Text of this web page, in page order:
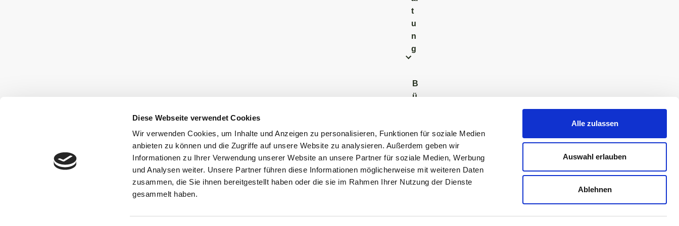
Diese Webseite verwendet Cookies
Wir verwenden Cookies, um Inhalte und Anzeigen zu personalisieren, Funktionen für soziale Medien
anbieten zu können und die Zugriffe auf unsere Website zu analysieren. Außerdem geben wir
Informationen zu Ihrer Verwendung unserer Website an unsere Partner für soziale Medien, Werbung
und Analysen weiter. Unsere Partner führen diese Informationen möglicherweise mit weiteren Daten
zusammen, die Sie ihnen bereitgestellt haben oder die sie im Rahmen Ihrer Nutzung der Dienste
gesammelt haben.
Alle zulassen
Auswahl erlauben
Ablehnen
t
u
n
g
B
ü
e
r
b
ü
r